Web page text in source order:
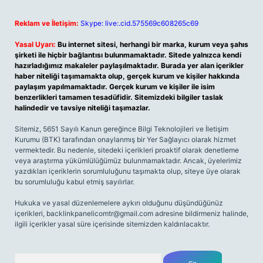
Reklam ve İletişim: Skype: live:.cid.575569c608265c69
Yasal Uyarı: Bu internet sitesi, herhangi bir marka, kurum veya şahıs
şirketi ile hiçbir bağlantısı bulunmamaktadır. Sitede yalnızca kendi
hazırladığımız makaleler paylaşılmaktadır. Burada yer alan içerikler
haber niteliği taşımamakta olup, gerçek kurum ve kişiler hakkında
paylaşım yapılmamaktadır. Gerçek kurum ve kişiler ile isim
benzerlikleri tamamen tesadüfidir. Sitemizdeki bilgiler taslak
halindedir ve tavsiye niteliği taşımazlar.
Sitemiz, 5651 Sayılı Kanun gereğince Bilgi Teknolojileri ve İletişim
Kurumu (BTK) tarafından onaylanmış bir Yer Sağlayıcı olarak hizmet
vermektedir. Bu nedenle, sitedeki içerikleri proaktif olarak denetleme
veya araştırma yükümlülüğümüz bulunmamaktadır. Ancak, üyelerimiz
yazdıkları içeriklerin sorumluluğunu taşımakta olup, siteye üye olarak
bu sorumluluğu kabul etmiş sayılırlar.
Hukuka ve yasal düzenlemelere aykırı olduğunu düşündüğünüz
içerikleri, backlinkpanelicomtr@gmail.com adresine bildirmeniz halinde,
ilgili içerikler yasal süre içerisinde sitemizden kaldırılacaktır.